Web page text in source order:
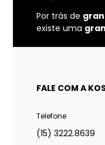
Por trás de
existe uma
FALE COM A
Telefone
(15) 3222.8639